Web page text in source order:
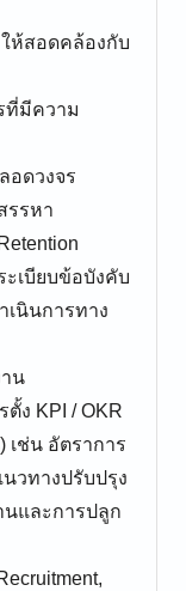
ห้สอดคล้องกับ
ที่มีความ
อดวงจร
รรหา
เบียบข้อบังคับ
นินการทาง
น
ตั้ง KPI / OKR
เช่น อัตราการ
วทางปรับปรุง
และการปลูก